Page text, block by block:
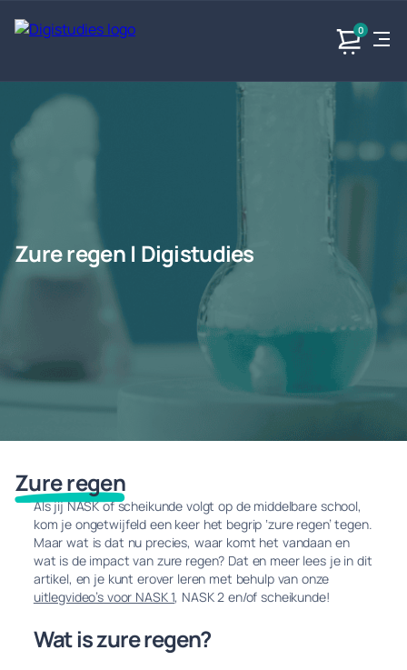
0
Exacte
vakken
Producten
Zure regen | Digistudies
Zure regen
Als jij NASK of scheikunde volgt op de middelbare school,
kom je ongetwijfeld een keer het begrip ‘zure regen’ tegen.
Maar wat is dat nu precies, waar komt het vandaan en
wat is de impact van zure regen? Dat en meer lees je in dit
artikel, en je kunt erover leren met behulp van onze
uitlegvideo’s voor NASK 1, NASK 2 en/of scheikunde!
Wat is zure regen?